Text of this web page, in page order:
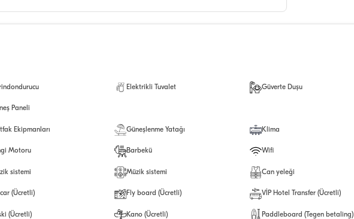
Elektrikli Tuvalet Güverte Duşu
Paneli
Ekipmanları Güneşlenme Yatağı Klima
Motoru Barbekü Wifi
sistemi Müzik sistemi Can yeleği
(Ücretli) Fly board (Ücretli) VİP Hotel Transfer (Ücretli)
(Ücretli) Kano (Ücretli) Paddleboard (Tegen betaling)